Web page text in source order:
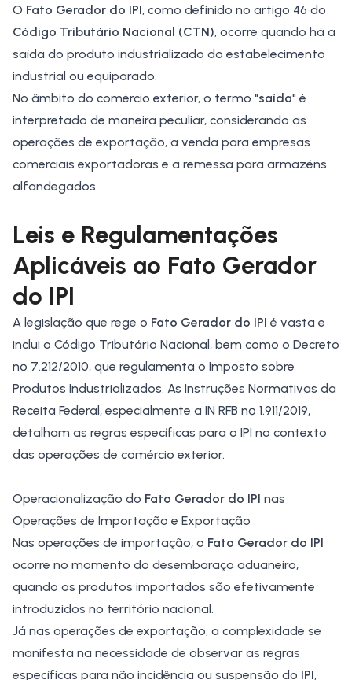
O Fato Gerador do IPI, como definido no artigo 46 do
Código Tributário Nacional (CTN), ocorre quando há a
saída do produto industrializado do estabelecimento
industrial ou equiparado.
No âmbito do comércio exterior, o termo "saída" é
interpretado de maneira peculiar, considerando as
operações de exportação, a venda para empresas
comerciais exportadoras e a remessa para armazéns
alfandegados.
Leis e Regulamentações
Aplicáveis ao Fato Gerador
do IPI
A legislação que rege o Fato Gerador do IPI é vasta e
inclui o Código Tributário Nacional, bem como o Decreto
nº 7.212/2010, que regulamenta o Imposto sobre
Produtos Industrializados. As Instruções Normativas da
Receita Federal, especialmente a IN RFB nº 1.911/2019,
detalham as regras específicas para o IPI no contexto
das operações de comércio exterior.
Operacionalização do Fato Gerador do IPI nas
Operações de Importação e Exportação
Nas operações de importação, o Fato Gerador do IPI
ocorre no momento do desembaraço aduaneiro,
quando os produtos importados são efetivamente
introduzidos no território nacional.
Já nas operações de exportação, a complexidade se
manifesta na necessidade de observar as regras
específicas para não incidência ou suspensão do IPI,